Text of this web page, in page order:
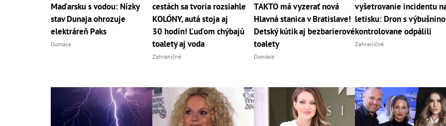
Maďarsku s vodou: Nízky
stav Dunaja ohrozuje
elektráreň Paks
Domáce
cestách sa tvoria rozsiahle
KOLÓNY, autá stoja aj
30 hodín! Ľuďom chýbajú
toalety aj voda
Zahraničné
TAKTO má vyzerať nová
Hlavná stanica v Bratislave!
Detský kútik aj bezbarierové
toalety
Domáce
vyšetrovanie incidentu
letisku: Dron s
kontrolovane odpálili
Zahraničné